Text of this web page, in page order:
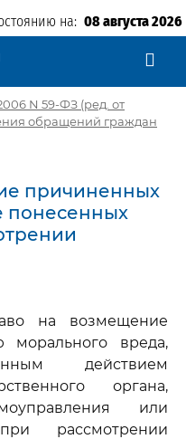
на: 08 августа 2026
N 59-ФЗ (ред. от
обращений граждан
причиненных
понесенных
на возмещение
вреда,
действием
органа,
или
рассмотрении